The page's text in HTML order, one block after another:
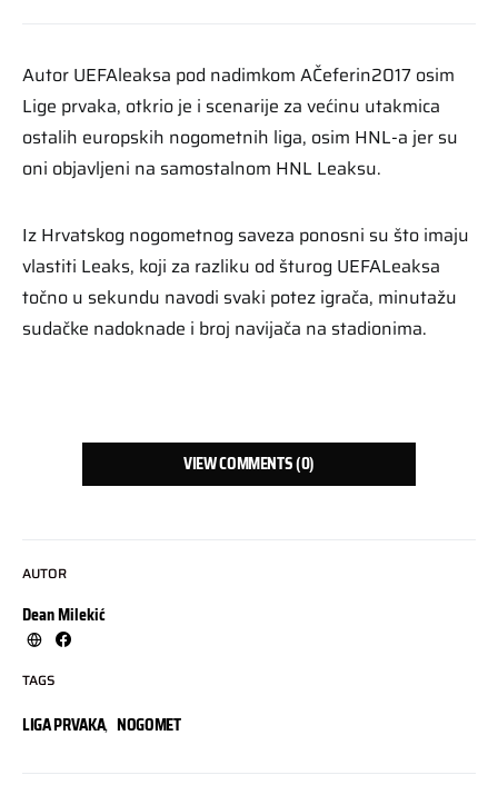
AUTOR
Dean Milekić
TAGS
LIGA PRVAKA, NOGOMET
Autor UEFAleaksa pod nadimkom AČeferin2017 osim
Lige prvaka, otkrio je i scenarije za većinu utakmica
ostalih europskih nogometnih liga, osim HNL-a jer su
oni objavljeni na samostalnom HNL Leaksu.
Iz Hrvatskog nogometnog saveza ponosni su što imaju
vlastiti Leaks, koji za razliku od šturog UEFALeaksa
točno u sekundu navodi svaki potez igrača, minutažu
sudačke nadoknade i broj navijača na stadionima.
VIEW COMMENTS (0)